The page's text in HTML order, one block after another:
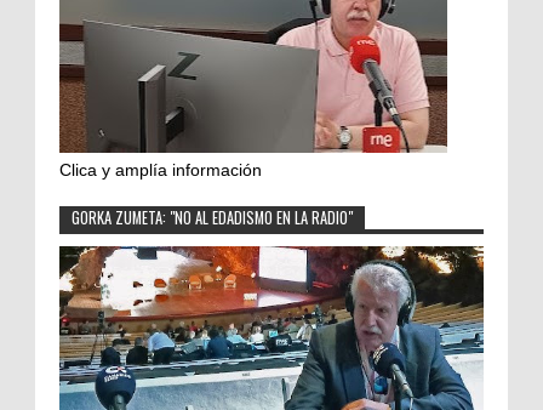
Clica y amplía información
GORKA ZUMETA: "NO AL EDADISMO EN LA RADIO"